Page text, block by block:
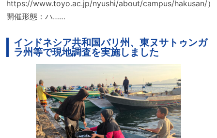
https://www.toyo.ac.jp/nyushi/about/campus/hakusan/）
開催形態：ハ……
インドネシア共和国バリ州、東ヌサトゥンガ
ラ州等で現地調査を実施しました